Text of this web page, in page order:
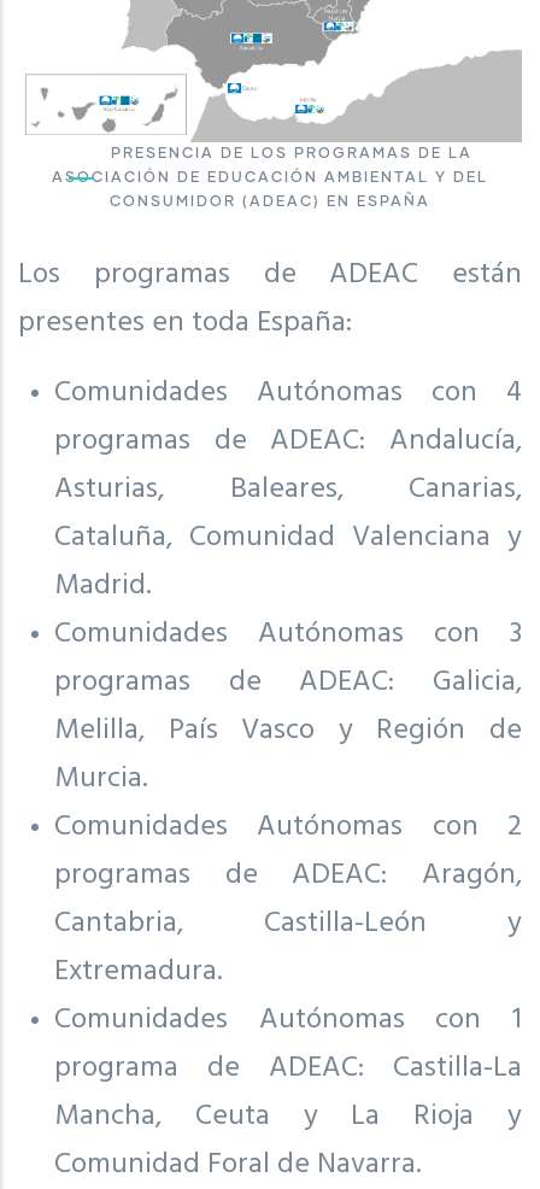
PRESENCIA DE LOS PROGRAMAS DE LA
ASOCIACIÓN DE EDUCACIÓN AMBIENTAL Y DEL
CONSUMIDOR (ADEAC) EN ESPAÑA
Los programas de ADEAC están
presentes en toda España:
Comunidades Autónomas con 4
programas de ADEAC: Andalucía,
Asturias, Baleares, Canarias,
Cataluña, Comunidad Valenciana y
Madrid.
Comunidades Autónomas con 3
programas de ADEAC: Galicia,
Melilla, País Vasco y Región de
Murcia.
Comunidades Autónomas con 2
programas de ADEAC: Aragón,
Cantabria, Castilla-León y
Extremadura.
Comunidades Autónomas con 1
programa de ADEAC: Castilla-La
Mancha, Ceuta y La Rioja y
Comunidad Foral de Navarra.